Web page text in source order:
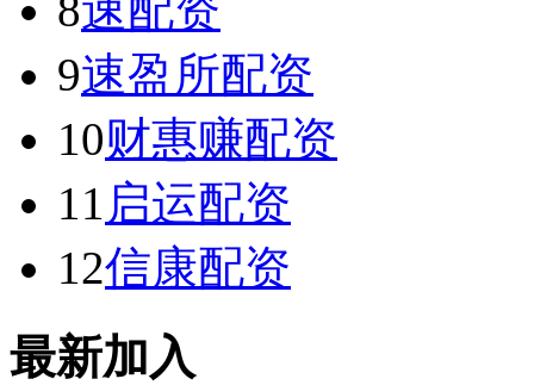
9速盈所配资
10财惠赚配资
11 启运配资
12信康配资
最新加入